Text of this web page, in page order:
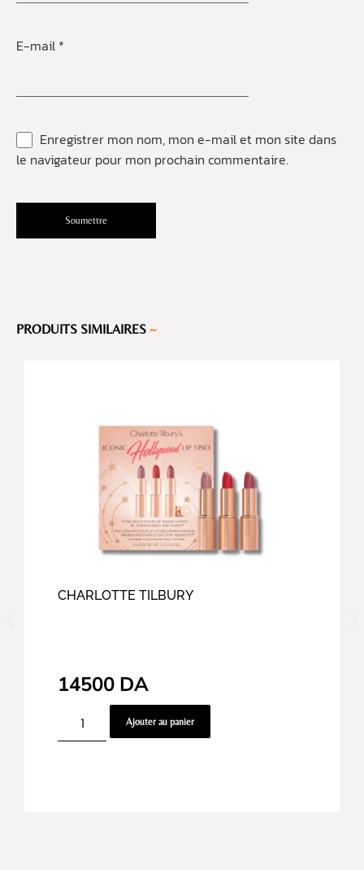
E-mail *
Enregistrer mon nom, mon e-mail et mon site dans
le navigateur pour mon prochain commentaire.
PRODUITS SIMILAIRES ~
CHARLOTTE TILBURY
14500 DA
Ajouter au panier